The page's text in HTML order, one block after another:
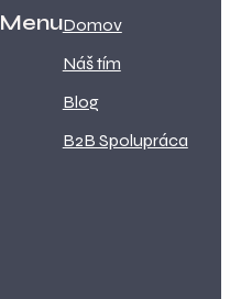
MenuDomov
Náš tím
Blog
B2B Spolupráca